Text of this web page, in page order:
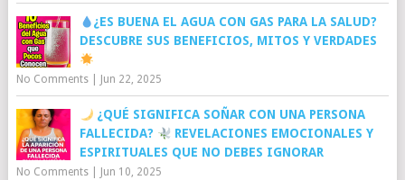
¿ES BUENA EL AGUA CON GAS PARA LA SALUD?
DESCUBRE SUS BENEFICIOS, MITOS Y VERDADES
No Comments| Jun 22, 2025
¿QUÉ SIGNIFICA SOÑAR CON UNA PERSONA
FALLECIDA?
REVELACIONES EMOCIONALES Y
ESPIRITUALES QUE NO DEBES IGNORAR
No Comments| Jun 10, 2025